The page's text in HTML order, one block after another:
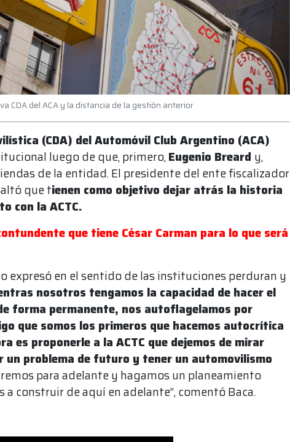
CDA del ACA y la distancia de la gestión anterior
(CDA) del Automóvil Club Argentino (ACA)
luego de que, primero,Eugenio Breard y,
de la entidad. El presidente del ente fiscalizador
que tienen como objetivo dejar atrás la historia
con la ACTC.
que tiene César Carman para lo que será
expresó en el sentido de las instituciones perduran y
nosotros tengamos la capacidad de hacer el
forma permanente, nos autoflagelamos por
que somos los primeros que hacemos autocrítica
es proponerle a la ACTC que dejemos de mirar
un problema de futuro y tener un automovilismo
para adelante y hagamos un planeamiento
construir de aquí en adelante”, comentó Baca.